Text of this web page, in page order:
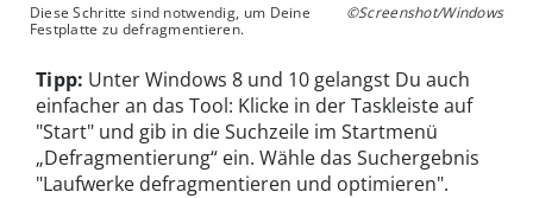
Diese Schritte sind notwendig, um Deine
Festplatte zu defragmentieren.
©Screenshot/Windows
Tipp: Unter Windows 8 und 10 gelangst Du auch
einfacher an das Tool: Klicke in der Taskleiste auf
"Start" und gib in die Suchzeile im Startmenü
„Defragmentierung“ ein. Wähle das Suchergebnis
"Laufwerke defragmentieren und optimieren".